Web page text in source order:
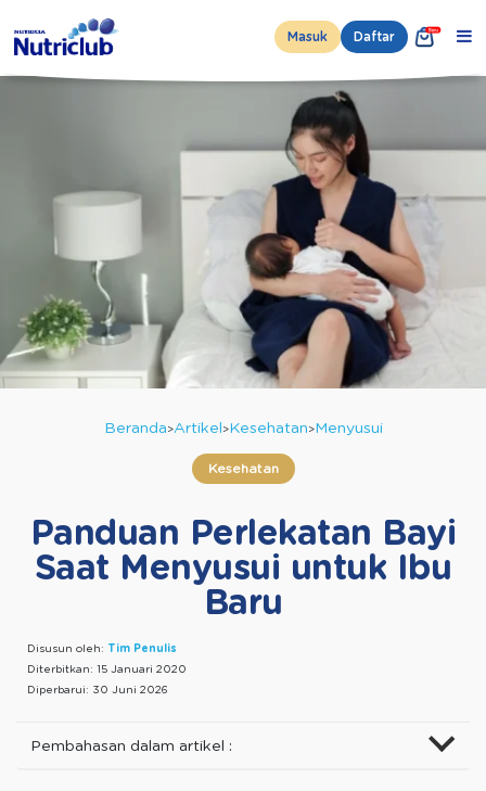
Masuk Daftar
Beranda Artikel Kesehatan Menyusui
Kesehatan
Panduan Perlekatan Bayi
Saat Menyusui untuk Ibu
Baru
Disusun oleh: Tim Penulis
Diterbitkan: 15 Januari 2020
Diperbarui: 30 Juni 2026
Pembahasan dalam artikel :